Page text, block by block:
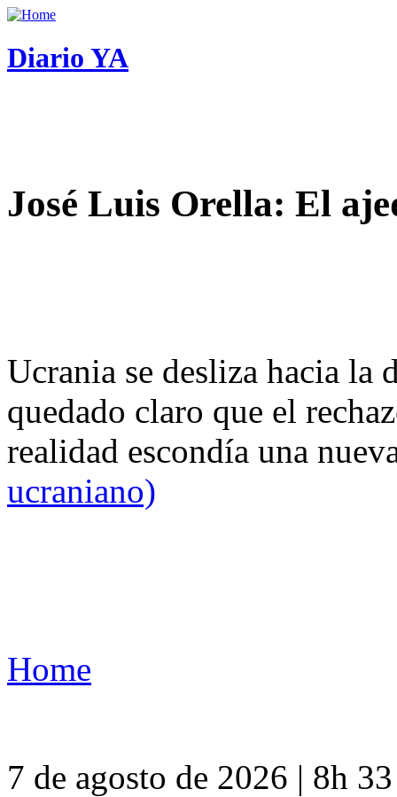
Diario YA
José Luis Orella: El
Ucrania se desliza hacia
quedado claro que el
realidad escondía una
ucraniano)
Home
7 de agosto de 2026 | 8h